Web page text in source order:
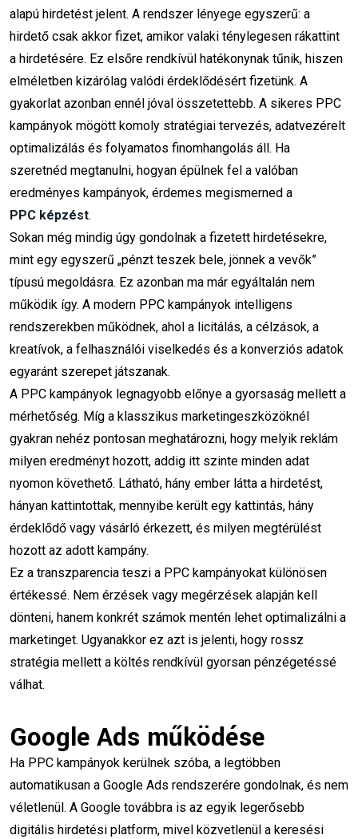
Nyáron Is Hozz Ügyfeleket SEO-
Val – 10 Bevált Módszer Nyári
SEO
2026. 08. 05.
Augusztusi Marketing: 20
Feladat, Amit Még A Nyár Végén
El Kell Végezni
Hogyan Építs Erős
Mellett
2026. 07. 24.
Nyári Marketingstratégia: Így
Alapozd Meg Az Őszi Sikereket
2026. 07. 15.
Kövess minket
Népszerű címkék
Legjobb marketing képzés
Online marketing képzés online marketing
marketing képzés siker
SEO szakértő karrier Online marketinges
ppc képzés social media marketing
alapú hirdetést jelent. A rendszer lényege egyszerű: a
hirdető csak akkor fizet, amikor valaki ténylegesen rákattint
a hirdetésére. Ez elsőre rendkívül hatékonynak tűnik, hiszen
elméletben kizárólag valódi érdeklődésért fizetünk. A
gyakorlat azonban ennél jóval összetettebb. A sikeres PPC
kampányok mögött komoly stratégiai tervezés, adatvezérelt
optimalizálás és folyamatos finomhangolás áll. Ha
szeretnéd megtanulni, hogyan épülnek fel a valóban
eredményes kampányok, érdemes megismerned a
PPC képzést.
Sokan még mindig úgy gondolnak a fizetett hirdetésekre,
mint egy egyszerű „pénzt teszek bele, jönnek a vevők”
típusú megoldásra. Ez azonban ma már egyáltalán nem
működik így. A modern PPC kampányok intelligens
rendszerekben működnek, ahol a licitálás, a célzások, a
kreatívok, a felhasználói viselkedés és a konverziós adatok
egyaránt szerepet játszanak.
A PPC kampányok legnagyobb előnye a gyorsaság mellett a
mérhetőség. Míg a klasszikus marketingeszközöknél
gyakran nehéz pontosan meghatározni, hogy melyik reklám
milyen eredményt hozott, addig itt szinte minden adat
nyomon követhető. Látható, hány ember látta a hirdetést,
hányan kattintottak, mennyibe került egy kattintás, hány
érdeklődő vagy vásárló érkezett, és milyen megtérülést
hozott az adott kampány.
Ez a transzparencia teszi a PPC kampányokat különösen
értékessé. Nem érzések vagy megérzések alapján kell
dönteni, hanem konkrét számok mentén lehet optimalizálni a
marketinget. Ugyanakkor ez azt is jelenti, hogy rossz
stratégia mellett a költés rendkívül gyorsan pénzégetéssé
válhat.
Google Ads működése
Ha PPC kampányok kerülnek szóba, a legtöbben
automatikusan a Google Ads rendszerére gondolnak, és nem
véletlenül. A Google továbbra is az egyik legerősebb
digitális hirdetési platform, mivel közvetlenül a keresési